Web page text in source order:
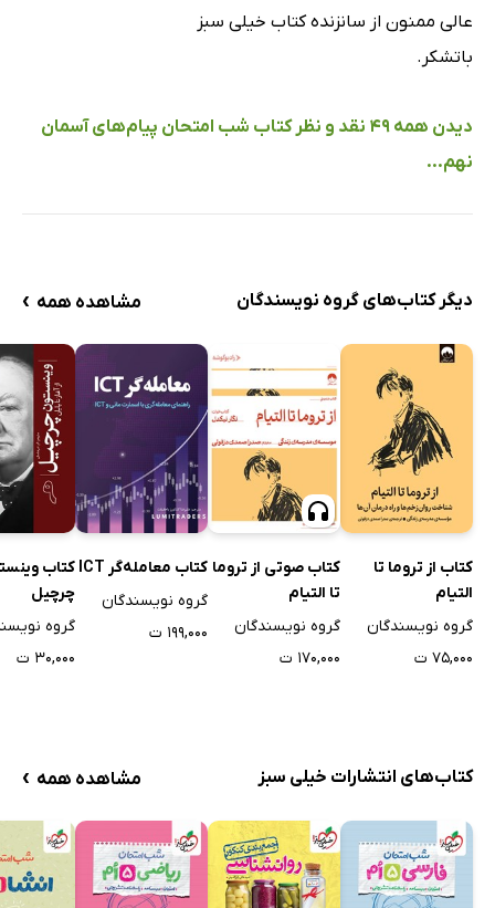
عالی ممنون از سانزنده کتاب خیلی سبز
باتشکر.
دیدن همه 49 نقد و نظر کتاب شب امتحان پیام‌های آسمان
نهم...
دیگر کتاب‌های گروه نویسندگان مشاهده همه ›
کتاب از تروما تا
التیام
گروه نویسندگان
۷۵,۰۰۰ ت
کتاب صوتی از تروما
تا التیام
گروه نویسندگان
۱۷۰,۰۰۰ ت
کتاب معامله‌گر ICT
گروه نویسندگان
۱۹۹,۰۰۰ ت
کتاب
چرچیل
گروه
۳۰,۰۰۰ ت
کتاب‌های انتشارات خیلی سبز مشاهده همه ›